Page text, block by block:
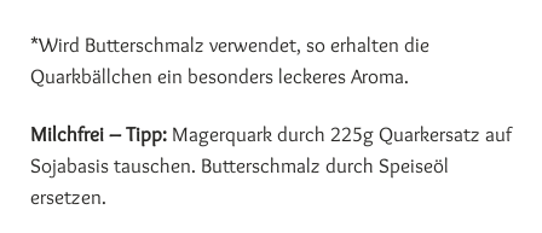
*Wird Butterschmalz verwendet, so erhalten die
Quarkbällchen ein besonders leckeres Aroma.
Milchfrei – Tipp: Magerquark durch 225g Quarkersatz auf
Sojabasis tauschen. Butterschmalz durch Speiseöl
ersetzen.